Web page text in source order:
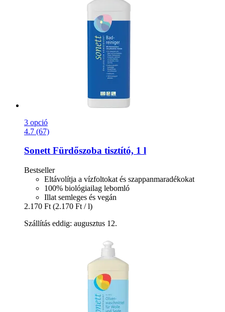
3 opció
4.7 (67)
SonettFürdőszoba tisztító, 1 l
Bestseller
Eltávolítja a vízfoltokat és szappanmaradékokat
100% biológiailag lebomló
Illat semleges és vegán
2.170 Ft (2.170 Ft / l)
Szállítás eddig: augusztus 12.